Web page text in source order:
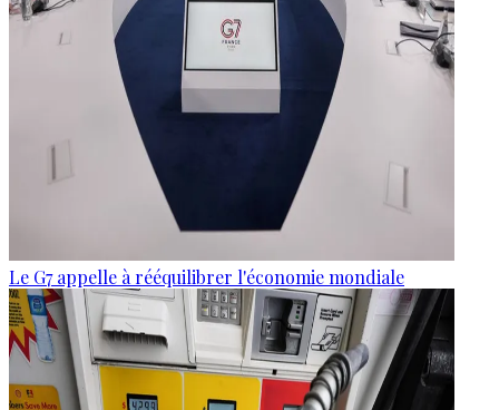
Le G7 appelle à rééquilibrer l'économie mondiale